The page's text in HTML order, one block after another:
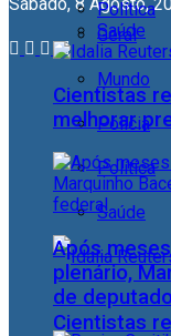
Geral
Mundo
Polícia
Política
Saúde
Cientistas
Política
Saúde
Cientistas
melhorar
Após
plenário,
de